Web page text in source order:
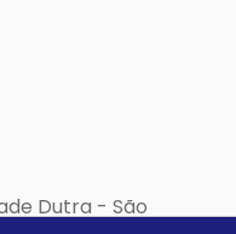
Dutra - São